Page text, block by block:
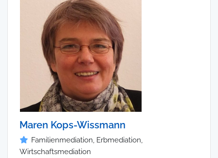
Maren Kops-Wissmann
Familienmediation, Erbmediation,
Wirtschaftsmediation